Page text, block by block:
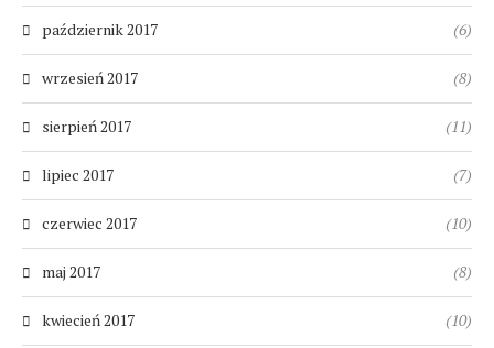
październik 2017 (6)
wrzesień 2017 (8)
sierpień 2017 (11)
lipiec 2017 (7)
czerwiec 2017 (10)
maj 2017 (8)
kwiecień 2017 (10)